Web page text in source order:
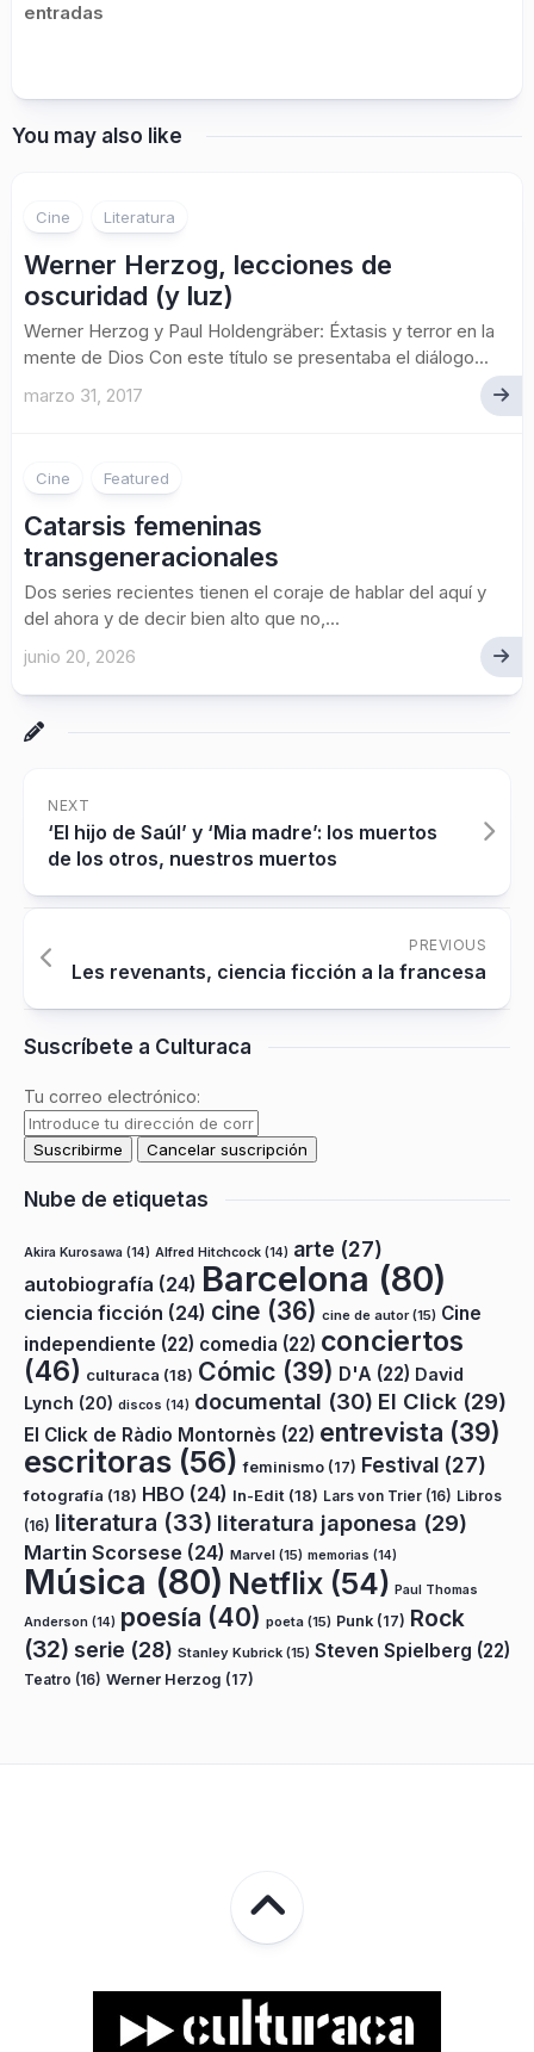
entradas
You may also like
Cine Literatura
Werner Herzog, lecciones de
oscuridad (y luz)
Werner Herzog y Paul Holdengräber: Éxtasis y terror en la
mente de Dios Con este título se presentaba el diálogo...
marzo 31, 2017
Cine Featured
Catarsis femeninas
transgeneracionales
Dos series recientes tienen el coraje de hablar del aquí y
del ahora y de decir bien alto que no,...
junio 20, 2026
NEXT
‘El hijo de Saúl’ y ‘Mia madre’: los muertos
de los otros, nuestros muertos
PREVIOUS
Les revenants, ciencia ficción a la francesa
Suscríbete a Culturaca
Tu correo electrónico:
Nube de etiquetas
Akira Kurosawa (14) Alfred Hitchcock (14) arte (27)
autobiografía (24) Barcelona (80)
ciencia ficción (24) cine (36) cine de autor(15) Cine
independiente (22) comedia (22) conciertos
(46) culturaca (18) Cómic (39) D'A (22) David
Lynch (20) discos (14) documental (30) El Click (29)
El Click de Ràdio Montornès (22) entrevista (39)
escritoras (56) feminismo (17) Festival (27)
fotografía (18) HBO (24) In-Edit (18) Lars von Trier (16) Libros
(16) literatura (33) literatura japonesa (29)
Martin Scorsese (24) Marvel (15) memorias (14)
Música (80) Netflix (54) Paul Thomas
Anderson (14) poesía (40) poeta (15) Punk (17) Rock
(32) serie (28) Stanley Kubrick (15) Steven Spielberg (22)
Teatro (16) Werner Herzog (17)